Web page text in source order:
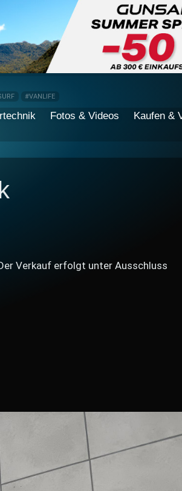
#VANLIFE
Fotos & Videos
Kaufen &
Verkauf erfolgt unter Ausschluss